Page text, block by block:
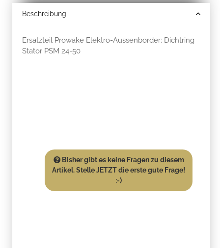
Beschreibung
Ersatzteil Prowake Elektro-Aussenborder: Dichtring
Stator PSM 24-50
Bisher gibt es keine Fragen zu diesem
Artikel. Stelle JETZT die erste gute Frage!
:-)